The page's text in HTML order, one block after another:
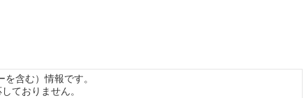
含む）情報です。
ておりません。